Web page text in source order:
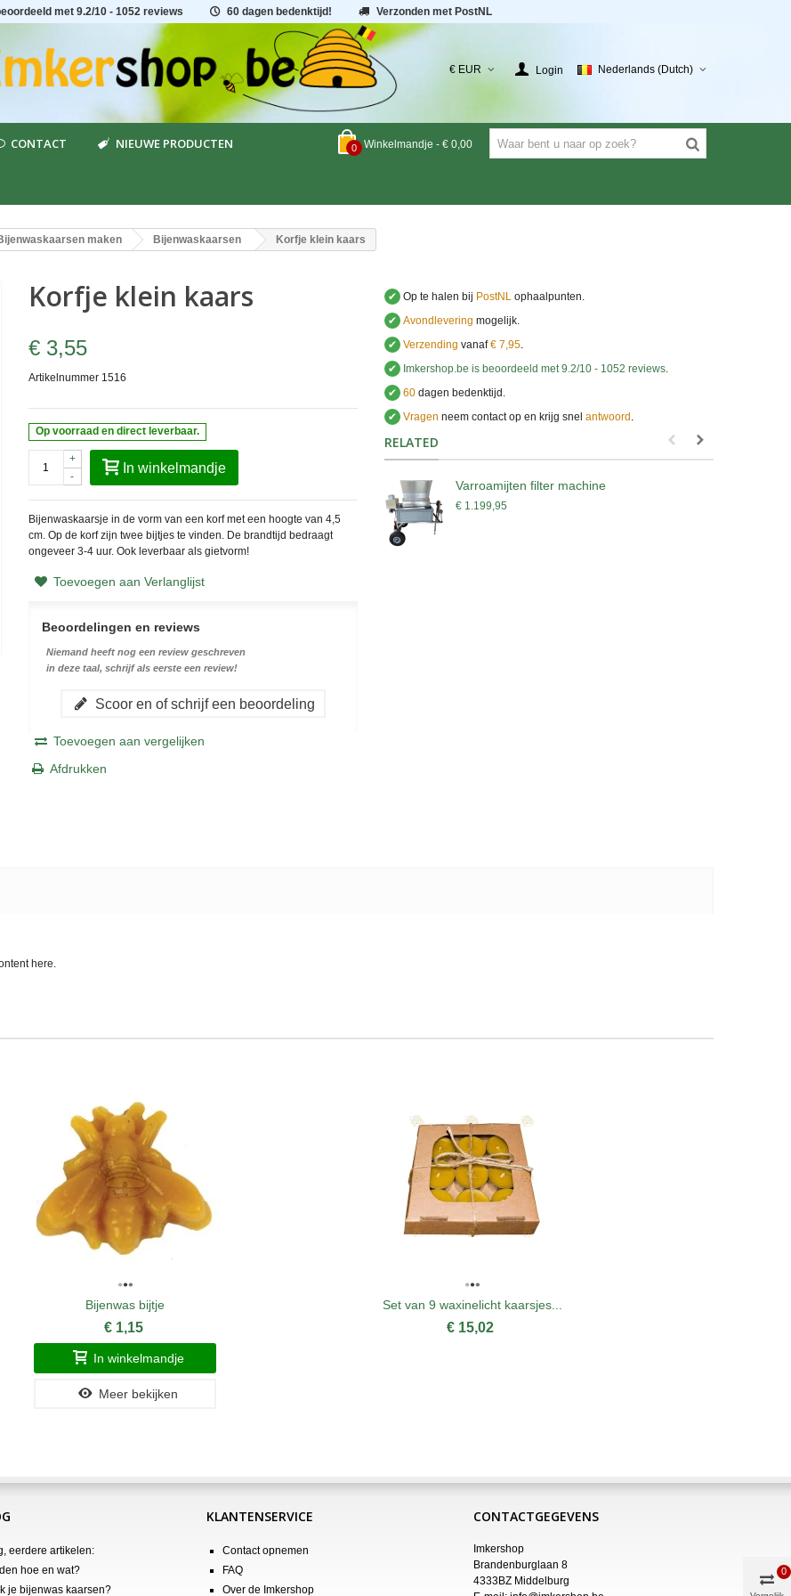
met 9.2/10 - 1052 reviews 60 dagen bedenktijd! Verzonden met PostNL
€ EUR Login Nederlands (Dutch)
0 Winkelmandje - € 0,00
CONTACT NIEUWE PRODUCTEN
maken Bijenwaskaarsen Korfje klein kaars
Korfje klein kaars
€ 3,55
Artikelnummer 1516
Op voorraad en direct leverbaar.
-
+
In winkelmandje
Bijenwaskaarsje in de vorm van een korf met een hoogte van 4,5
cm. Op de korf zijn twee bijtjes te vinden. De brandtijd bedraagt
ongeveer 3-4 uur. Ook leverbaar als gietvorm!
Toevoegen aan Verlanglijst
Beoordelingen en reviews
Niemand heeft nog een review geschreven
in deze taal, schrijf als eerste een review!
Scoor en of schrijf een beoordeling
Toevoegen aan vergelijken
Afdrukken
✔ Op te halen bij PostNLophaalpunten.
✔ Avondlevering mogelijk.
✔ Verzending vanaf€ 7,95.
✔
Imkershop.be is beoordeeld met9.2/10 -1052 reviews.
✔ 60dagen bedenktijd.
✔ Vragen neem contact op en krijg snel antwoord ..
RELATED
Varroamijten filter machine
€ 1.199,95
here.
Bijenwas bijtje
€ 1,15
In winkelmandje
Meer bekijken
Set van 9 waxinelicht kaarsjes...
€ 15,02
eerdere artikelen:
hoe en wat?
je bijenwas kaarsen?
KLANTENSERVICE
Contact opnemen
FAQ
Over de Imkershop
CONTACTGEGEVENS
Imkershop
Brandenburglaan 8
4333BZ Middelburg
0